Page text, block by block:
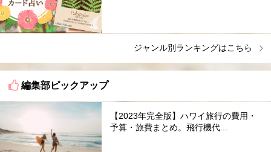
ジャンル別ランキングはこちら
編集部ピックアップ
【2023年完全版】ハワイ旅行の費用・
予算・旅費まとめ。飛行機代...